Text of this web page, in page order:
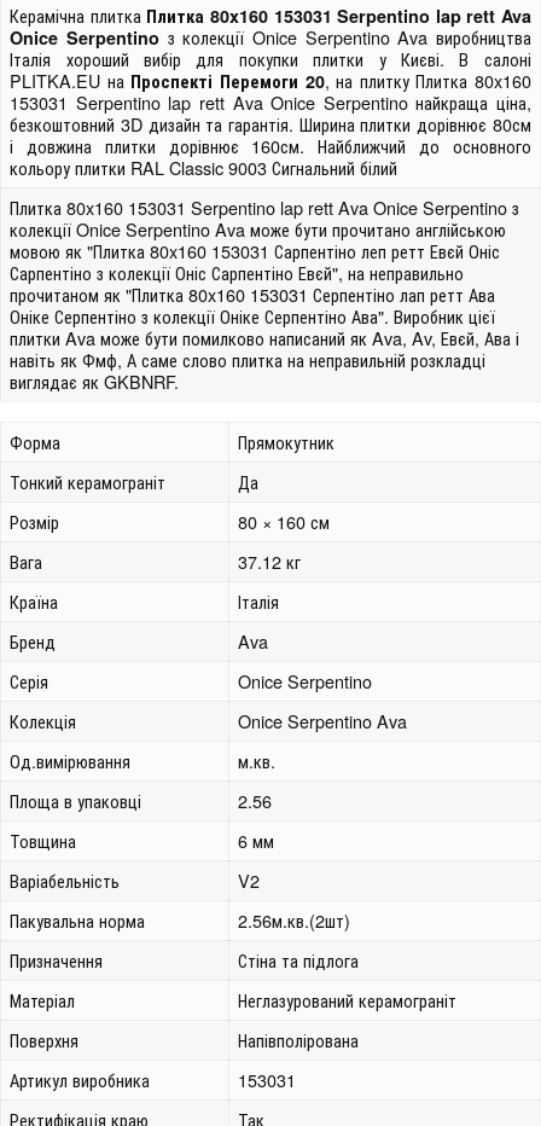
Керамічна плитка Плитка 80x160 153031 Serpentino lap rett Ava
Onice Serpentinoз колекції Onice Serpentino Ava виробництва
Італія хороший вибір для покупки плитки у Києві. В салоні
PLITKA.EU на Проспекті Перемоги 20, на плитку Плитка 80x160
153031 Serpentino lap rett Ava Onice Serpentino найкраща ціна,
безкоштовний 3D дизайн та гарантія. Ширина плитки дорівнює 80см
і довжина плитки дорівнює 160см. Найближчий до основного
кольору плитки RAL Classic 9003 Сигнальний білий
Плитка 80x160 153031 Serpentino lap rett Ava Onice Serpentino з
колекції Onice Serpentino Ava може бути прочитано англійською
мовою як "Плитка 80x160 153031 Сарпентіно леп ретт Евєй Оніс
Сарпентіно з колекції Оніс Сарпентіно Евєй", на неправильно
прочитаном як "Плитка 80x160 153031 Серпентіно лап ретт Ава
Оніке Серпентіно з колекції Оніке Серпентіно Ава". Виробник цієї
плитки Ava може бути помилково написаний як Ava, Av, Евєй, Ава і
навіть як Фмф, А саме слово плитка на неправильній розкладці
виглядає як GKBNRF.
Форма
Прямокутник
Тонкий керамограніт
Да
Розмір
80 × 160 см
Вага
37.12 кг
Країна
Італія
Бренд
Ava
Серія
Onice Serpentino
Колекція
Onice Serpentino Ava
Од.вимірювання
м.кв.
Площа в упаковці
2.56
Товщина
6 мм
Варіабельність
V2
Пакувальна норма
2.56м.кв.(2шт)
Призначення
Стіна та підлога
Матеріал
Неглазурований керамограніт
Поверхня
Напівполірована
Артикул виробника
153031
Ректифікація краю
Так